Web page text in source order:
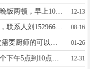
招聘一位长期上门做饭阿姨，午饭晚饭两顿，早上10点—1点，晚上5-7点，用餐人数3–4人，管两顿饭，打扫厨房和餐厅，每月2000元！要求45-55左右的女性，有健康证，做饭好吃，有特色菜品！中介勿扰！地点：漪汾街北美枫情小区，联系方式：吴女士15834108044 12-13
大营盘包子铺招小时工长期工均可，联系人刘15296616178 08-16
01-26
12-31